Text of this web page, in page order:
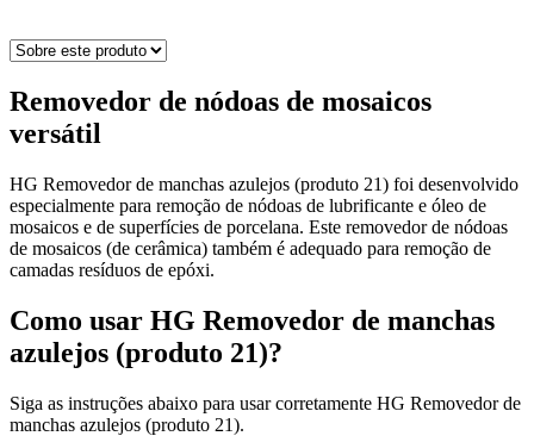
Removedor de nódoas de mosaicos
versátil
HG Removedor de manchas azulejos (produto 21) foi desenvolvido
especialmente para remoção de nódoas de lubrificante e óleo de
mosaicos e de superfícies de porcelana. Este removedor de nódoas
de mosaicos (de cerâmica) também é adequado para remoção de
camadas resíduos de epóxi.
Como usar HG Removedor de manchas
azulejos (produto 21)?
Siga as instruções abaixo para usar corretamente HG Removedor de
manchas azulejos (produto 21).